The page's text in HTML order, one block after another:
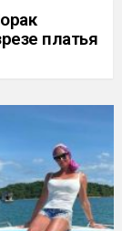
платья